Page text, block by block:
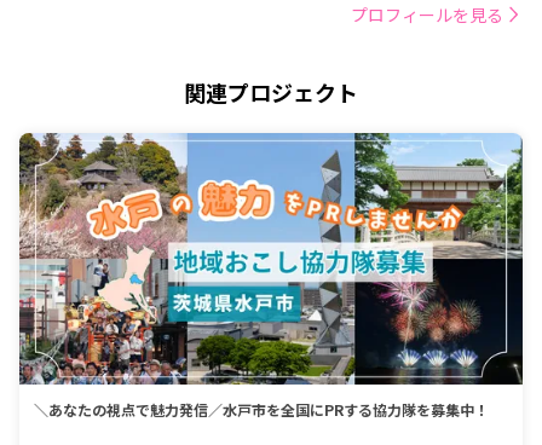
プロフィールを見る
関連プロジェクト
＼あなたの視点で魅力発信／水戸市を全国にPRする協力隊を募集中！